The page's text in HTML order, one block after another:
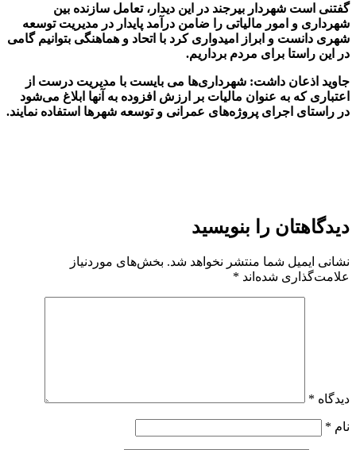
گفتنی است شهردار بیرجند در این دیدار، تعامل سازنده بین
شهرداری‌ و امور مالیاتی را ضامن درآمد پایدار در مدیریت توسعه
شهری دانست و ابراز امیدواری کرد با اتحاد و هماهنگی بتوانیم گامی
در این راستا برای مردم برداریم.
جاوید اذعان داشت: شهرداری‌ها می بایست با مدیریت درست از
اعتباری که به عنوان مالیات بر ارزش افزوده به آنها ابلاغ می‌شود
در راستای اجرای پروژه‌های عمرانی و توسعه شهر‌ها استفاده نمایند.
دیدگاهتان را بنویسید
نشانی ایمیل شما منتشر نخواهد شد. بخش‌های موردنیاز
علامت‌گذاری شده‌اند *
دیدگاه *
نام *